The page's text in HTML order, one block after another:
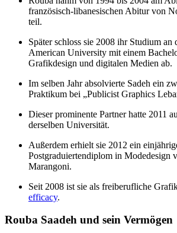
französisch-libanesischen Abitur von
teil.
Später schloss sie 2008 ihr Studium an
American University mit einem
Grafikdesign und digitalen Medien ab.
Im selben Jahr absolvierte Sadeh ein
Praktikum bei „Publicist Graphics
Dieser prominente Partner hatte 2011
derselben Universität.
Außerdem erhielt sie 2012 ein
Postgraduiertendiplom in Modedesign
Marangoni.
Seit 2008 ist sie als freiberufliche
efficacy.
Rouba Saadeh und sein Vermögen